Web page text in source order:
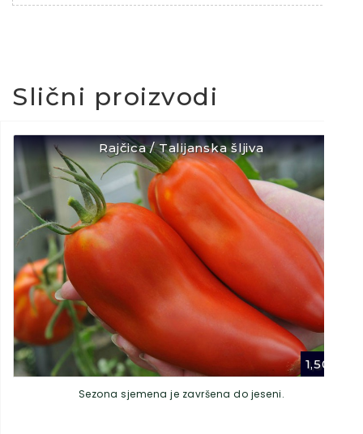
Slični proizvodi
Rajčica / Talijanska šljiva
1,50
Sezona sjemena je završena do jeseni.